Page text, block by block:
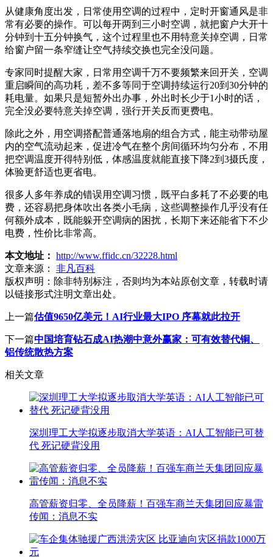
从健康角度出发，日常使用空调的过程中，定时开窗通风是非
常有必要的操作。可以每开两到三小时空调，就把窗户大开十
分钟到十五分钟换气，这个过程里也不用特意关掉空调，日常
给窗户留一条窄缝让空气持续交换也完全没问题。
专家同时提醒大家，日常用空调千万不要频繁来回开关，空调
重启瞬间的高功耗，差不多等同于空调持续运行20到30分钟的
耗电量。如果只是短暂外出办事，外出时长少于1小时的话，
完全没必要特意关掉空调，强行开关反而更费电。
除此之外，用空调搭配普通落地扇的组合方式，能主动带动屋
内的空气流动起来，促进冷气在整个房间循环均匀分布，不用
把空调温度开得特别低，体感温度就能直接下降2到3摄氏度，
体验更舒适也更省电。
很多人多年养成的错误用空调习惯，既平白多耗了不必要的电
费，还容易把身体吹出各类小毛病，这些调整操作几乎没有任
何额外成本，既能躲开空调病的困扰，长期下来还能省下不少
电费，性价比非常高。
本文地址： http://www.ffidc.cn/32228.html
文章来源：
非凡百科
版权声明： 除非特别标注，否则均为本站原创文章，转载时请
以链接形式注明文章出处。
上一篇估值9650亿美元！AI行业最大IPO 序幕就此拉开
下一篇中国培育钻石成AI热潮中意外赢家：可有效替代铜、
铝传统散热方案
相关文章
深圳理工大学拟逐步取消大学英语：AI人工智能已可替
代 死记硬背没用
高管薪资归零、全员降薪！百强车商兰天集团回应暴雷
传闻：消息不实